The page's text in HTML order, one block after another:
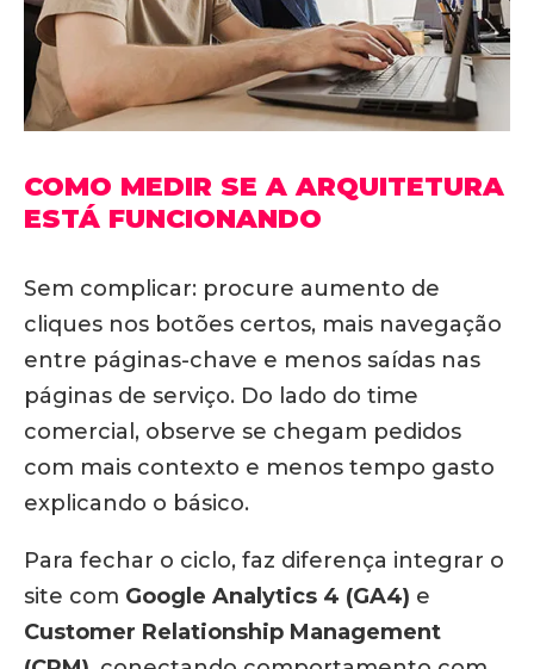
COMO MEDIR SE A ARQUITETURA
ESTÁ FUNCIONANDO
Sem complicar: procure aumento de
cliques nos botões certos, mais navegação
entre páginas-chave e menos saídas nas
páginas de serviço. Do lado do time
comercial, observe se chegam pedidos
com mais contexto e menos tempo gasto
explicando o básico.
Para fechar o ciclo, faz diferença integrar o
site com Google Analytics 4 (GA4) e
Customer Relationship Management